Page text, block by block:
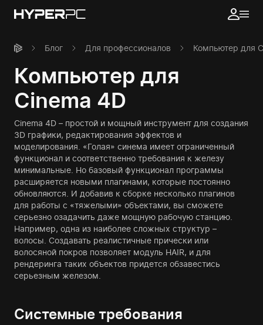
Блог Для профессионалов Компьютер для
Компьютер для
Cinema 4D
Cinema 4D – простой и мощный инструмент для создания
3D графики, редактирования эффектов и
моделирования. «Голая» синема имеет ограниченный
функционал и соответственно требования к железу
минимальные. Но базовый функционал программы
расширяется новыми плагинами, которые постоянно
обновляются. И добавив к сборке несколько плагинов
для работы с «тяжелыми» объектами, вы сможете
серьезно озадачить даже мощную рабочую станцию.
Например, одна из наиболее сложных структур –
волосы. Создавать реалистичные прически или
волосяной покров позволяет модуль HAIR, и для
рендеринга таких объектов придется обзавестись
серьезным железом.
Системные требования